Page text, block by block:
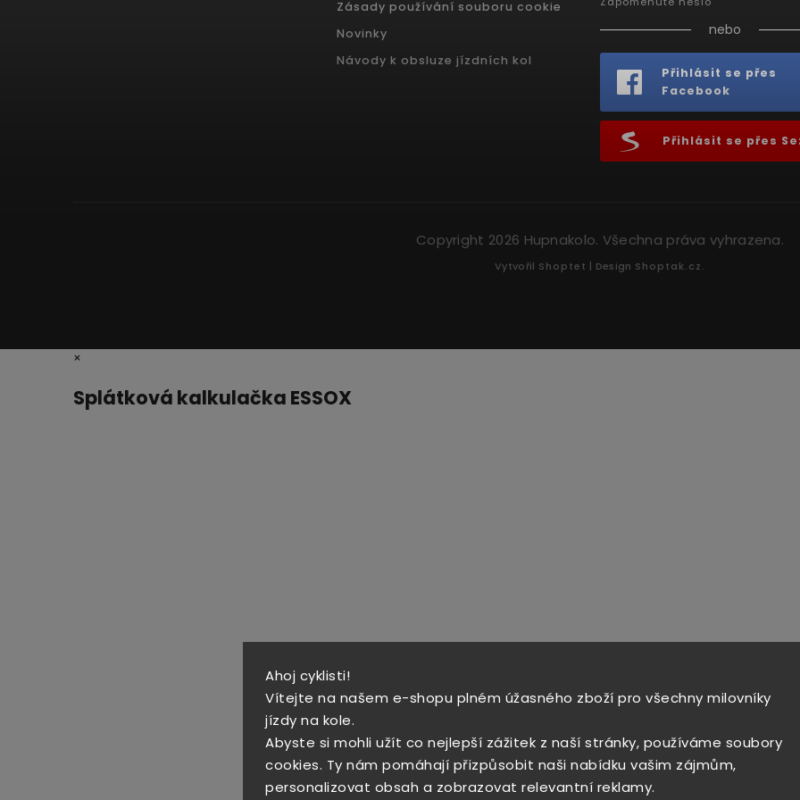
Ahoj cyklisti!
Vítejte na našem e-shopu plném úžasného zboží pro všechny milovníky
jízdy na kole.
Abyste si mohli užít co nejlepší zážitek z naší stránky, používáme soubory
cookies. Ty nám pomáhají přizpůsobit naši nabídku vašim zájmům,
personalizovat obsah a zobrazovat relevantní reklamy.
Zásady používání souboru cookie
Novinky
Návody k obsluze jízdních kol
nebo
Přihlásit se přes
Facebook
Přihlásit se přes
Copyright 2026 Hupnakolo. Všechna práva vyhrazena.
Vytvořil Shoptet | Design Shoptak.cz.
×
Splátková kalkulačka ESSOX